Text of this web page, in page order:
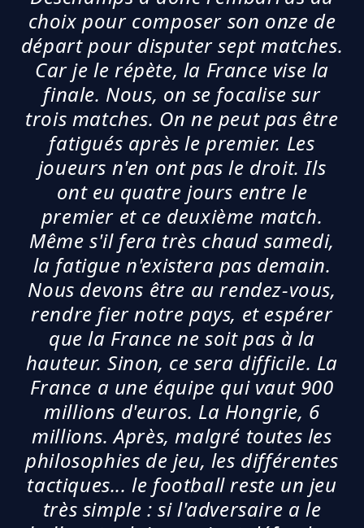
choix pour composer son onze de
départ pour disputer sept matches.
Car je le répète, la France vise la
finale. Nous, on se focalise sur
trois matches. On ne peut pas être
fatigués après le premier. Les
joueurs n'en ont pas le droit. Ils
ont eu quatre jours entre le
premier et ce deuxième match.
Même s'il fera très chaud samedi,
la fatigue n'existera pas demain.
Nous devons être au rendez-vous,
rendre fier notre pays, et espérer
que la France ne soit pas à la
hauteur. Sinon, ce sera difficile. La
France a une équipe qui vaut 900
millions d'euros. La Hongrie, 6
millions. Après, malgré toutes les
philosophies de jeu, les différentes
tactiques... le football reste un jeu
très simple : si l'adversaire a le